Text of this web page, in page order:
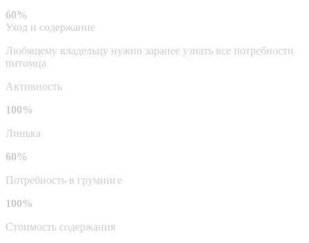
60%
Уход и содержание
Любящему владельцу нужно заранее узнать все потребности
питомца
Активность
100%
Линька
60%
Потребность в груминге
100%
Стоимость содержания